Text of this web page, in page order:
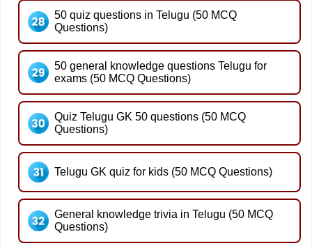
50 quiz questions in Telugu (50 MCQ
Questions)
50 general knowledge questions Telugu for
exams (50 MCQ Questions)
Quiz Telugu GK 50 questions (50 MCQ
Questions)
Telugu GK quiz for kids (50 MCQ Questions)
General knowledge trivia in Telugu (50 MCQ
Questions)